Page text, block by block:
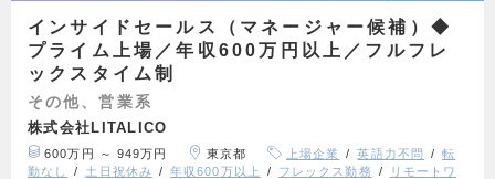
インサイドセールス（マネージャー候補）◆
プライム上場／年収600万円以上／フルフレ
ックスタイム制
その他、営業系
株式会社LITALICO
600万円 ～ 949万円 東京都 上場企業 英語力不問
転
勤なし
土日祝休み 年収600万以上 フレックス勤務
リモートワ